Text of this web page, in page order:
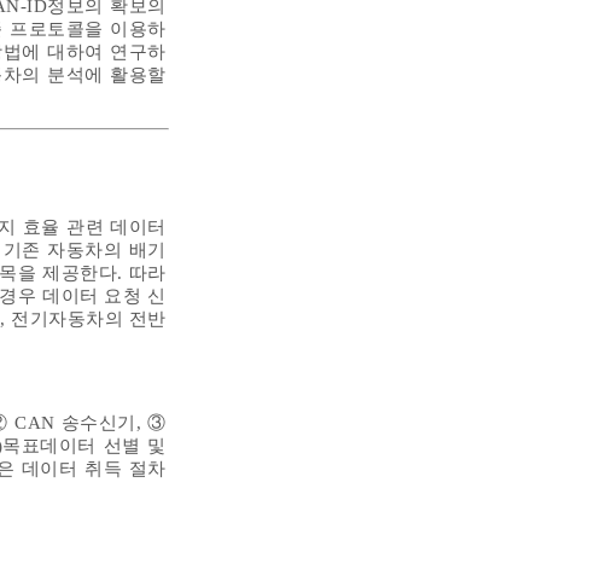
ID정보의 확보의
프로토콜을 이용하
에 대하여 연구하
의 분석에 활용할
효율 관련 데이터
존 자동차의 배기
을 제공한다. 따라
우 데이터 요청 신
전기자동차의 전반
CAN 송수신기, ③
표데이터 선별 및
데이터 취득 절차